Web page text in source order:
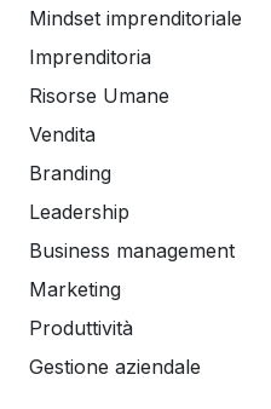
Mindset imprenditoriale
Imprenditoria
Risorse Umane
Vendita
Branding
Leadership
Business management
Marketing
Produttività
Gestione aziendale